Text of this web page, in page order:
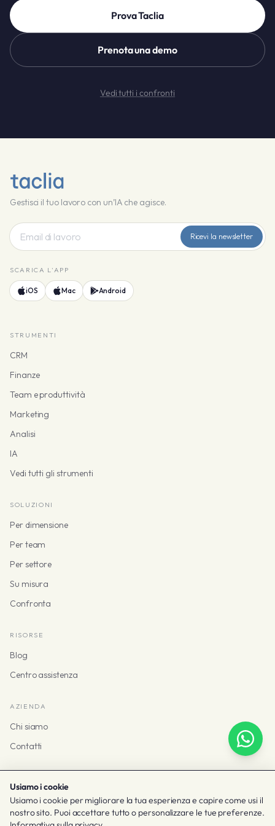
Prova Taclia
Prenota una demo
Vedi tutti i confronti
Gestisci il tuo lavoro con un’IA che agisce.
Ricevi la newsletter
SCARICA L'APP
iOS Mac Android
STRUMENTI
CRM
Finanze
Team e produttività
Marketing
Analisi
IA
Vedi tutti gli strumenti
SOLUZIONI
Per dimensione
Per team
Per settore
Su misura
Confronta
RISORSE
Blog
Centro assistenza
AZIENDA
Chi siamo
Contatti
© 2026 Taclia
Termini e privacyCookieImpostazioni cookie
Usiamo i cookie
Usiamo i cookie per migliorare la tua esperienza e capire come usi il
nostro sito. Puoi accettare tutto o personalizzare le tue preferenze.